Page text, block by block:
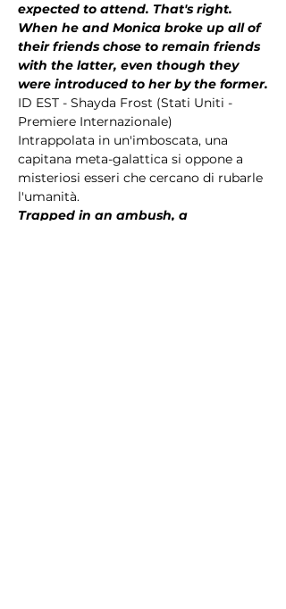
expected to attend. That's right.
When he and Monica broke up all of
their friends chose to remain friends
with the latter, even though they
were introduced to her by the former.
ID EST - Shayda Frost (Stati Uniti -
Premiere Internazionale)
Intrappolata in un'imboscata, una
capitana meta-galattica si oppone a
misteriosi esseri che cercano di rubarle
l'umanità.
Trapped in an ambush, a